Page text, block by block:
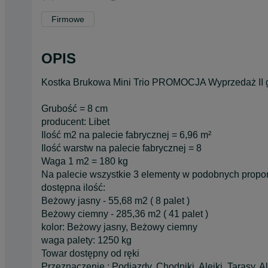
Firmowe
OPIS
Kostka Brukowa Mini Trio PROMOCJA Wyprzedaż II
Grubość = 8 cm
producent: Libet
Ilość m2 na palecie fabrycznej = 6,96 m²
Ilość warstw na palecie fabrycznej = 8
Waga 1 m2 = 180 kg
Na palecie wszystkie 3 elementy w podobnych
dostępna ilość:
Beżowy jasny - 55,68 m2 ( 8 palet )
Beżowy ciemny - 285,36 m2 ( 41 palet )
kolor: Beżowy jasny, Beżowy ciemny
waga palety: 1250 kg
Towar dostępny od ręki